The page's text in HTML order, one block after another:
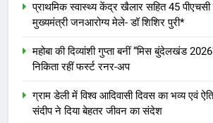
प्राथमिक स्वास्थ्य केंद्र खैलार सहित 45
मुख्यमंत्री जनआरोग्य मेले- डॉ शिशिर पुरी*
महोबा की दिव्यांशी गुप्ता बनीं “मिस बुंदेलखंड
निकिता रहीं फर्स्ट रनर-अप
ग्राम डेली में विश्व आदिवासी दिवस का भव्य एवं
संदीप ने दिया बेहतर जीवन का संदेश